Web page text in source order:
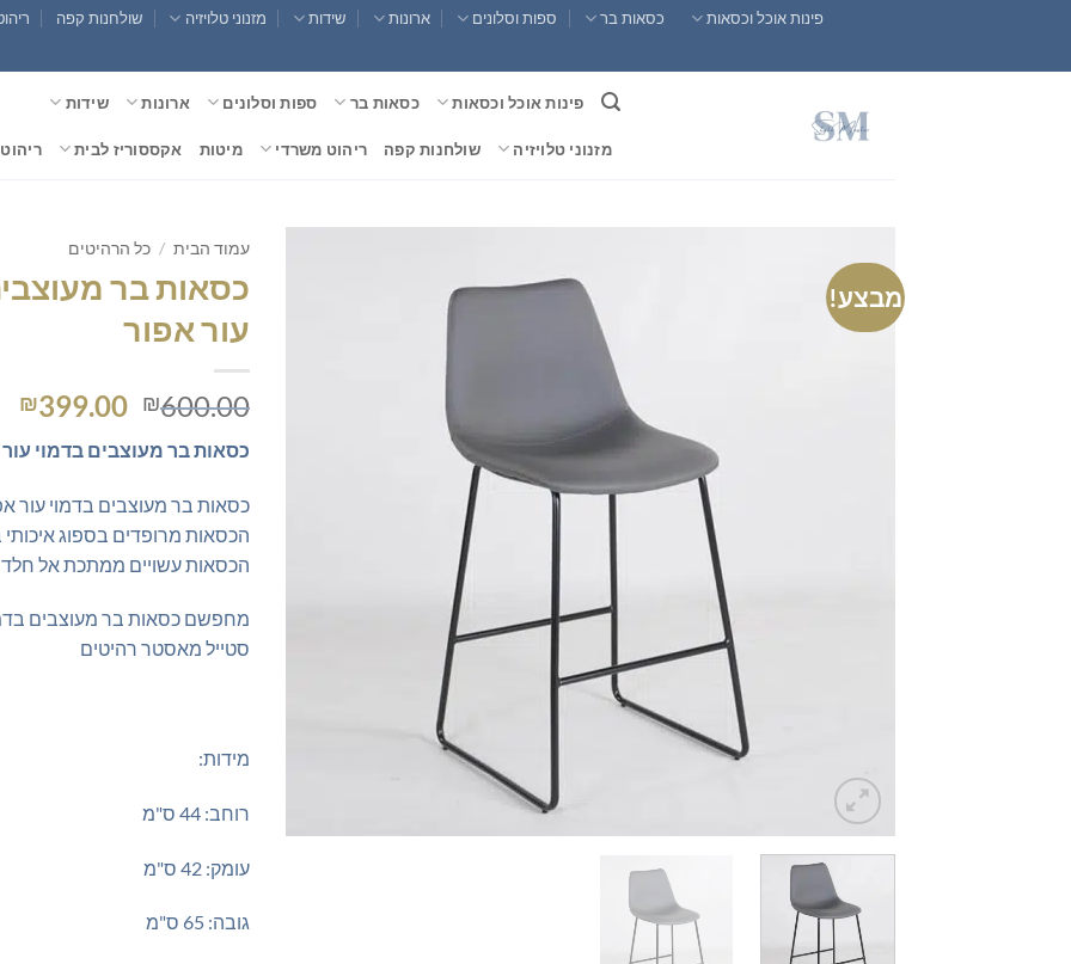
content
פינות אוכל וכסאות כסאות בר ספות וסלונים ארונות שידות מזנוני טלויזיה שולחנות קפה
פינות אוכל וכסאות כסאות בר ספות וסלונים ארונות שידות
מזנוני טלויזיה שולחנות קפה ריהוט משרדי מיטות אקססוריז לבית ריהוט
מבצע!
עמוד הבית / כל הרהיטים
כסאות בר
עור אפור
₪600.00
המחיר
היה:
₪399.00
כסאות בר מעוצבים בדמוי
כסאות בר מעוצבים בדמוי עור
הכסאות מרופדים בספוג איכותי
הכסאות עשויים ממתכת אל חלד
מחפשם כסאות בר מעוצבים
סטייל מאסטר רהיטים
מידות:
רוחב: 44 ס"מ
עומק: 42 ס"מ
גובה: 65 ס"מ